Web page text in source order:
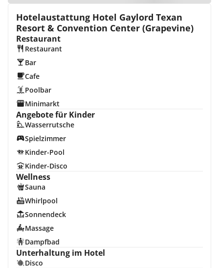
Hotelaustattung Hotel Gaylord Texan
Resort & Convention Center (Grapevine)
Restaurant
Restaurant
Bar
Cafe
Poolbar
Minimarkt
Angebote für Kinder
Wasserrutsche
Spielzimmer
Kinder-Pool
Kinder-Disco
Wellness
Sauna
Whirlpool
Sonnendeck
Massage
Dampfbad
Unterhaltung im Hotel
Disco